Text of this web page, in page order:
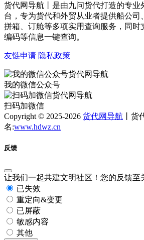
货代网导航丨是由九问货代打造的专业
台，专为货代和外贸从业者提供船公司
拼箱、订舱等多项实用查询服务，同时
编码等信息一键查询。
友链申请 隐私政策
我的微信公众号
扫码加微信
Copyright © 2025-2026 货代网导航 丨货
名:www.hdwz.cn
反馈
让我们一起共建文明社区！您的反馈至
已失效
重定向&变更
已屏蔽
敏感内容
其他